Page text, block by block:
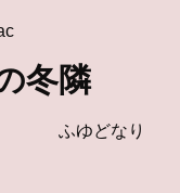
冬隣
り